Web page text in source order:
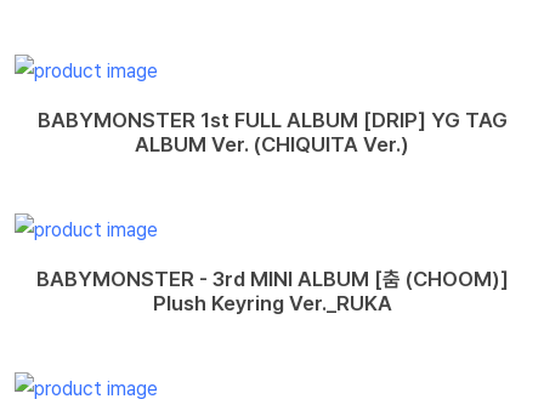
BABYMONSTER 1st FULL ALBUM [DRIP] YG TAG
ALBUM Ver. (CHIQUITA Ver.)
BABYMONSTER - 3rd MINI ALBUM [춤 (CHOOM)]
Plush Keyring Ver._RUKA